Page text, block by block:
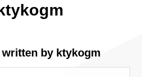
by ktykogm